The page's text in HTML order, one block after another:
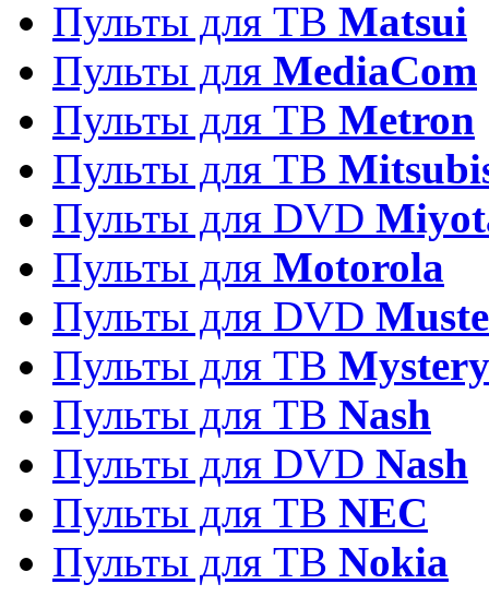
Пульты для ТВ Matsui
Пульты для MediaCom
Пульты для ТВ Metron
Пульты для TB
Пульты для DVD
Пульты для Motorola
Пульты для DVD
Пульты для ТВ Mystery
Пульты для ТВ Nash
Пульты для DVD Nash
Пульты для ТВ NEC
Пульты для ТВ Nokia